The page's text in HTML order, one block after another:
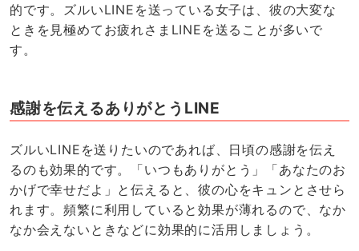
的です。ズルいLINEを送っている女子は、彼の大変な
ときを見極めてお疲れさまLINEを送ることが多いで
す。
感謝を伝えるありがとうLINE
ズルいLINEを送りたいのであれば、日頃の感謝を伝え
るのも効果的です。「いつもありがとう」「あなたのお
かげで幸せだよ」と伝えると、彼の心をキュンとさせら
れます。頻繁に利用していると効果が薄れるので、なか
なか会えないときなどに効果的に活用しましょう。